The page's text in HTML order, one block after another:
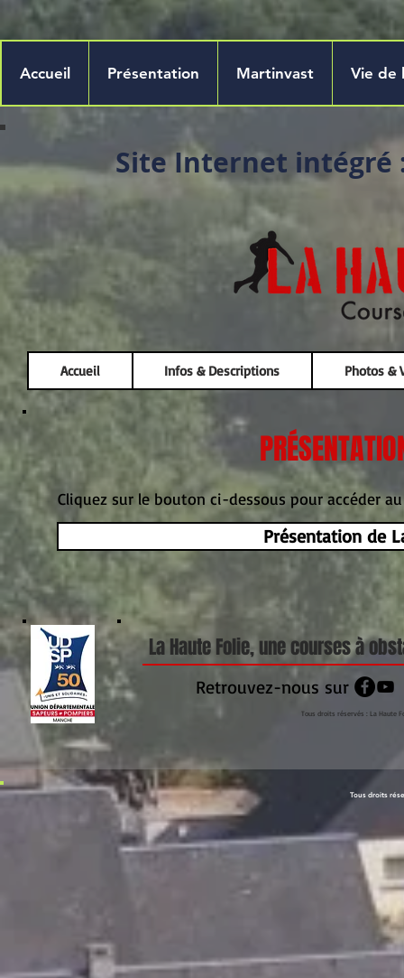
Accueil Présentation Martinvast Vie de
Site Internet intégré
Accueil Infos & Descriptions Photos &
Cliquez sur le bouton ci-dessous pour accéder
Présentation de
La Haute Folie, une courses à
Retrouvez-nous sur
Tous droits réservés : La Haute
Tous droits